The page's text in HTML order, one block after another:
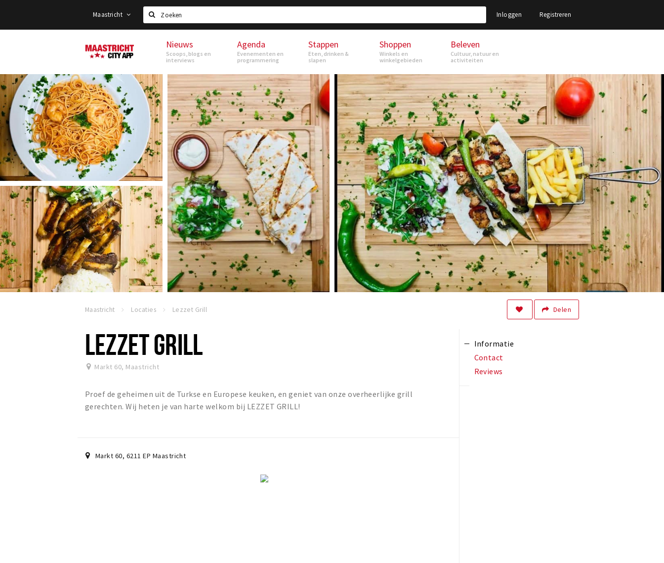
Maastricht
Zoeken
Inloggen Registreren
Maastricht Nieuws
Scoops, blogs en
interviews
Agenda
Evenementen en
programmering
Stappen
Eten, drinken &
slapen
Shoppen
Winkels en
winkelgebieden
Beleven
Cultuur, natuur en
activiteiten
Maastricht Locaties Lezzet Grill Delen
LEZZET GRILL
Markt 60, Maastricht
Proef de geheimen uit de Turkse en Europese keuken, en geniet van onze overheerlijke grill
gerechten. Wij heten je van harte welkom bij LEZZET GRILL!
Markt 60, 6211 EP Maastricht
Informatie
Contact
Reviews